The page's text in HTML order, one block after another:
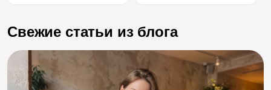
Свежие статьи из блога